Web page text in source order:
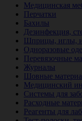
Медицинская
Перчатки
Бахилы
Дезинфекция,
Шприцы, иглы,
Одноразовые
Перевязочные
Журналы
Шовные
Медицинский
Системы для
Расходные
Реагенты для